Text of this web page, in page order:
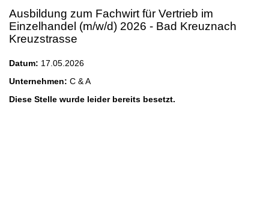
Ausbildung zum Fachwirt für Vertrieb im
Einzelhandel (m/w/d) 2026 - Bad Kreuznach
Kreuzstrasse
Datum: 17.05.2026
Unternehmen: C & A
Diese Stelle wurde leider bereits besetzt.